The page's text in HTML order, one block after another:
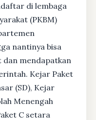
di lembaga
(PKBM)
nantinya bisa
dan mendapatkan
Kejar Paket
(SD), Kejar
Menengah
C setara